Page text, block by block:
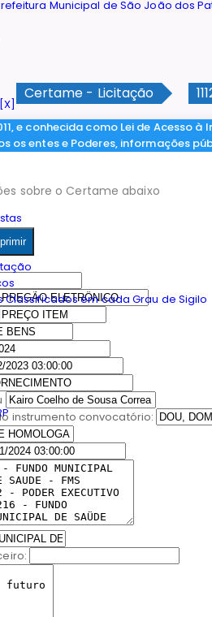
Classificados em cada Grau de Sigilo
Certame - Licitação
e conhecida como Lei de
os entes e Poderes, informações
sobre o Certame abaixo
instrumento convocatório: